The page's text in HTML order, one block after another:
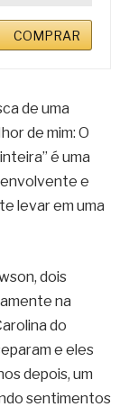
COMPRAR
de uma
de mim: O
é uma
e
levar em uma
dois
na
do
e eles
depois, um
sentimentos